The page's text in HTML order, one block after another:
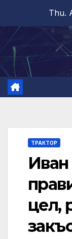
content
Thu.
ТРАКТОР
Иван
цел,